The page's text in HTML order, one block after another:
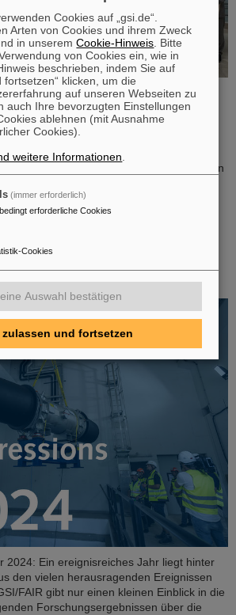
und zielführenden FAIR-Council
von FAIR wegweisende
weitere Realisierung und zukünftige
Anlage getroffen. Das FAIR-Council
4. Dezember 2024 erstmals beim
dem Bose-Institut in Kalkutta statt. Indien
der FAIR GmbH und ein
Technologie- und Wissenschaftspartner.
2024: Ein ereignisreiches Jahr liegt hinter
den vielen herausragenden Ereignissen
FAIR gibt nur einen kleinen Einblick in die
Forschungsergebnissen über die
Cookies auf „gsi.de“.
Arten von Cookies und ihrem Zweck
in unseremCookie-Hinweis . Bitte
von Cookies ein, wie in
beschrieben, indem Sie auf
fortsetzen“ klicken, um die
auf unseren Webseiten zu
auch Ihre bevorzugten Einstellungen
ablehnen (mit Ausnahme
Cookies).
weitere Informationen
(immer erforderlich)
erforderliche Cookies
Cookies
Auswahl bestätigen
zulassen und fortsetzen